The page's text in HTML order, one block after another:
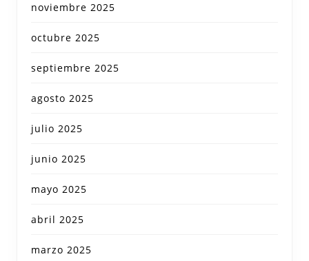
noviembre 2025
octubre 2025
septiembre 2025
agosto 2025
julio 2025
junio 2025
mayo 2025
abril 2025
marzo 2025